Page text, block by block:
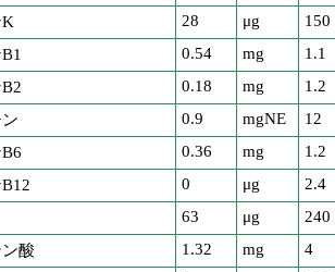
K
28 μg
150
0.54 mg
1.1
0.18 mg
1.2
0.9 mgNE
12
0.36 mg
1.2
0 μg
2.4
63 μg
240
酸
1.32 mg
4